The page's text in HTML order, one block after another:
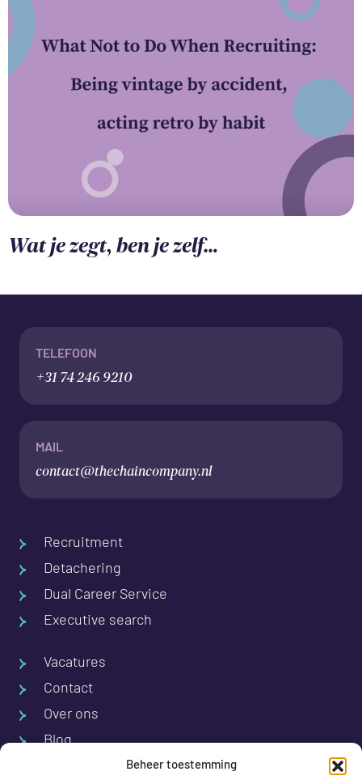
Beheer toestemming
Wat je zegt, ben je zelf…
TELEFOON
+31 74 246 9210
MAIL
contact@thechaincompany.nl
Recruitment
Detachering
Dual Career Service
Executive search
Vacatures
Contact
Over ons
Blog